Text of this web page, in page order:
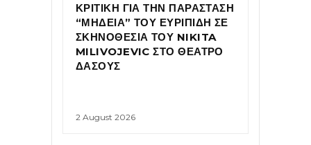
ΚΡΙΤΙΚΗ ΓΙΑ ΤΗΝ ΠΑΡΑΣΤΑΣΗ
“ΜΗΔΕΙΑ” ΤΟΥ ΕΥΡΙΠΙΔΗ ΣΕ
ΣΚΗΝΟΘΕΣΙΑ ΤΟΥ NIKITA
MILIVOJEVIC ΣΤΟ ΘΕΑΤΡΟ
ΔΑΣΟΥΣ
2 August 2026